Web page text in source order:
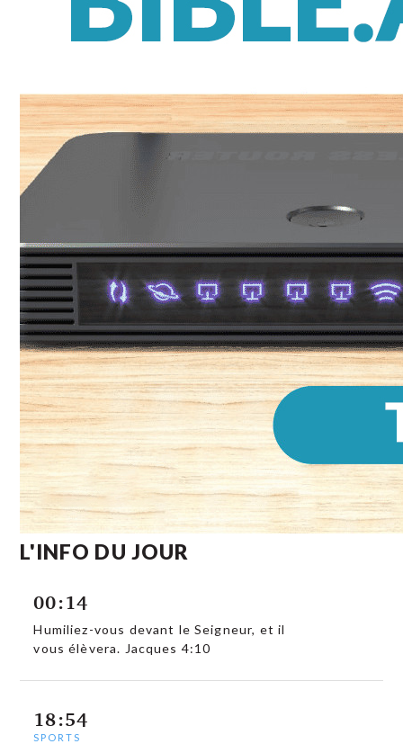
L'INFO DU JOUR
00:14
Humiliez-vous devant le Seigneur, et il
vous élèvera. Jacques 4:10
18:54
SPORTS